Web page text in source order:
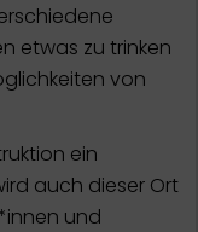
etwas zu trinken
von
ein
auch dieser Ort
und